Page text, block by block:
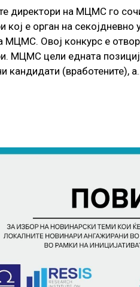
директори на МЦМС го
кој е орган на
МЦМС. Овој конкурс е
МЦМС цели едната
кандидати (вработените),